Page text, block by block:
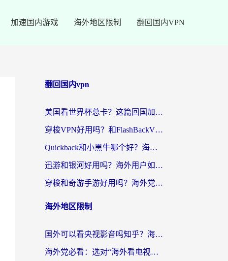
加速国内游戏 海外地区限制 翻回国内VPN
翻回国内vpn
美国看世界杯总卡？这篇回国加速器指南帮你无缝刷国内资源（附苹果手机VPN设置步骤）
穿梭VPN好用吗？和FlashBackVPN对比哪个回国效果更好？
Quickback和小黑牛哪个好？海外党亲测指南，选对回国加速器秒回国内
迅游和银河好用吗？海外用户如何选择回国加速器实现无缝访问国内资源
穿梭和奇游手游好用吗？海外党亲测3款回国加速器，附蜜蜂加速器七天试用攻略
海外地区限制
国外可以看央视影音吗知乎？海外党亲测有效的回国加速方案
海外党必看：选对“海外看电视剧软件”，再也不用愁国内剧刷不了